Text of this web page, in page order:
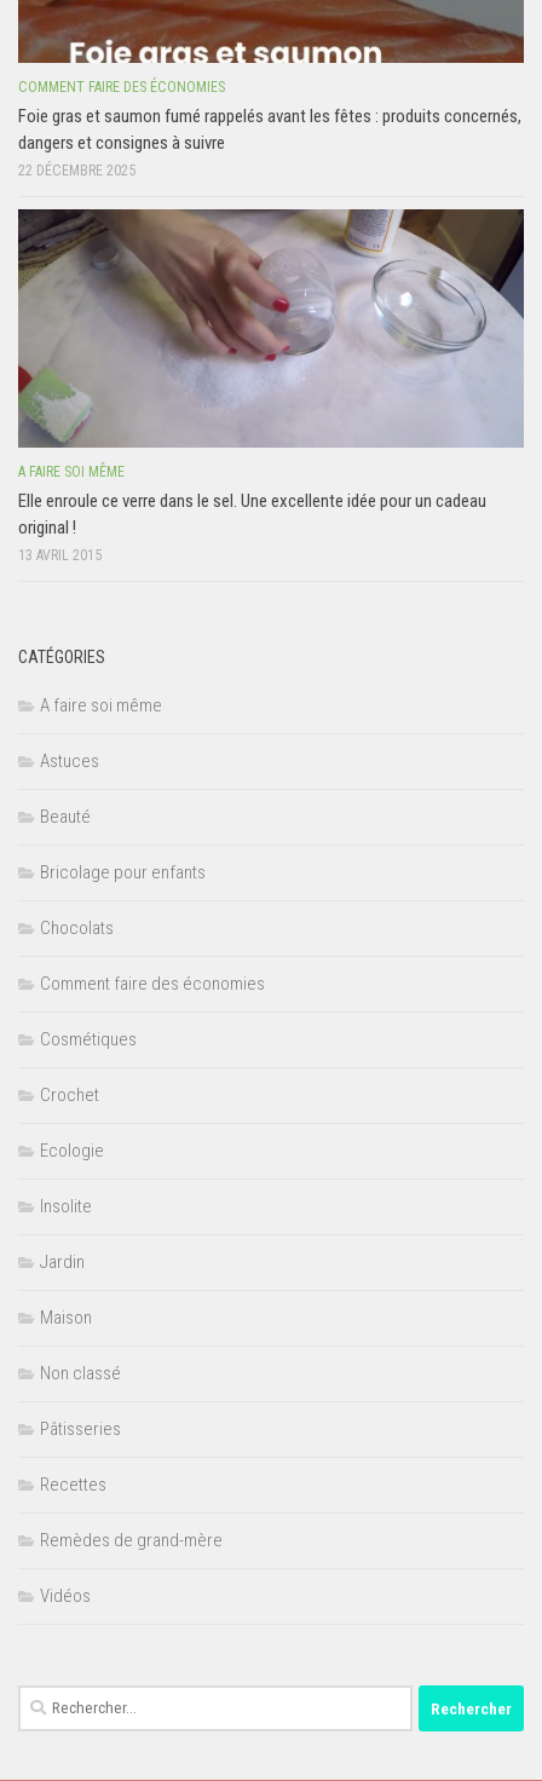
COMMENT FAIRE DES ÉCONOMIES
Foie gras et saumon fumé rappelés avant les fêtes : produits concernés,
dangers et consignes à suivre
22 DÉCEMBRE 2025
A FAIRE SOI MÊME
Elle enroule ce verre dans le sel. Une excellente idée pour un cadeau
original !
13 AVRIL 2015
CATÉGORIES
A faire soi même
Astuces
Beauté
Bricolage pour enfants
Chocolats
Comment faire des économies
Cosmétiques
Crochet
Ecologie
Insolite
Jardin
Maison
Non classé
Pâtisseries
Recettes
Remèdes de grand-mère
Vidéos
Rechercher :